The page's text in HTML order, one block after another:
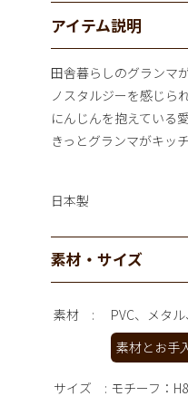
アイテム説明
田舎暮らしのグランマ
ノスタルジーを感じら
にんじんを抱えている
きっとグランマがキッ
日本製
素材・サイズ
素材
PVC、メタ
素材とお手
サイズ モチーフ：